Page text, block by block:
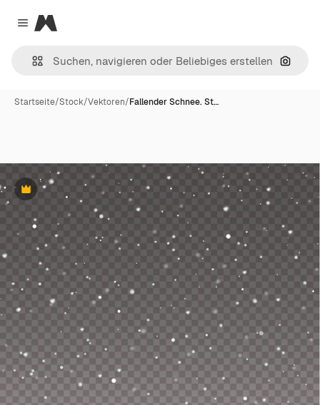
Close menu
Magnific
Nach
Startseite/Stock/Vektoren/Fallender Schnee. St…
Premium